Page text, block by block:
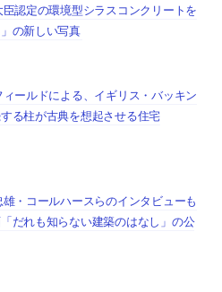
認定の環境型シラスコンクリートを
の新しい写真
ールドによる、イギリス・バッキン
る柱が古典を想起させる住宅
・コールハースらのインタビューも
だれも知らない建築のはなし」の公